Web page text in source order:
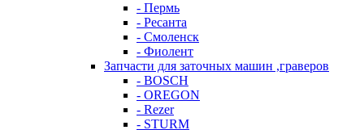
- Пермь
- Ресанта
- Смоленск
- Фиолент
Запчасти для заточных машин ,граверов
- BOSCH
- OREGON
- Rezer
- STURM